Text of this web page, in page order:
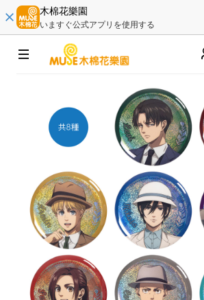
木棉花樂園
いますぐ公式アプリを使用する